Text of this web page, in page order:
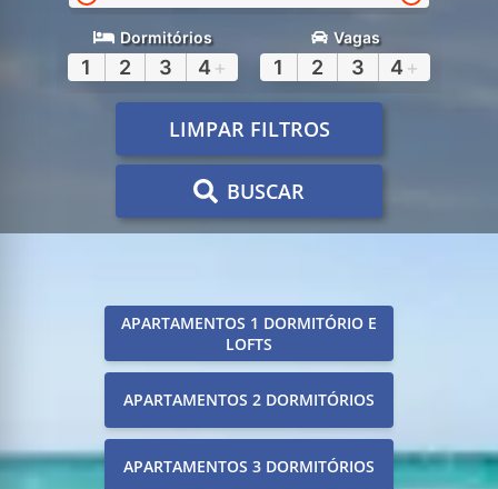
Dormitórios
1 2 3 4 +
Vagas
1 2 3 4 +
LIMPAR FILTROS
BUSCAR
APARTAMENTOS 1 DORMITÓRIO E
LOFTS
APARTAMENTOS 2 DORMITÓRIOS
APARTAMENTOS 3 DORMITÓRIOS